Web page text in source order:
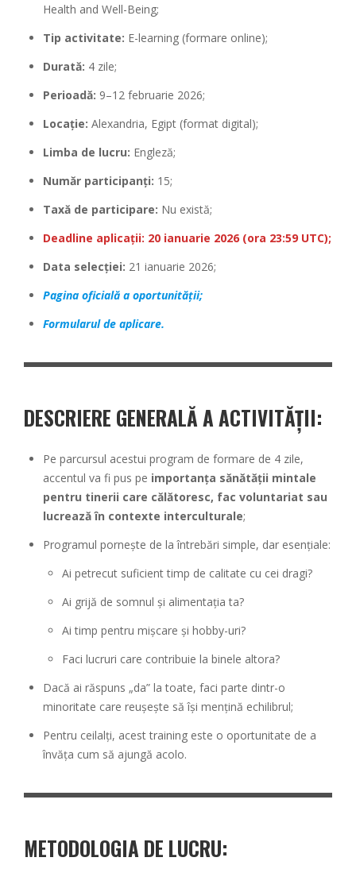
Health and Well-Being;
Tip activitate: E-learning (formare online);
Durată: 4 zile;
Perioadă: 9–12 februarie 2026;
Locație: Alexandria, Egipt (format digital);
Limba de lucru: Engleză;
Număr participanți: 15;
Taxă de participare: Nu există;
Deadline aplicații: 20 ianuarie 2026 (ora 23:59 UTC);
Data selecției: 21 ianuarie 2026;
Pagina oficială a oportunității;
Formularul de aplicare.
DESCRIERE GENERALĂ A ACTIVITĂȚII:
Pe parcursul acestui program de formare de 4 zile,
accentul va fi pus pe importanța sănătății mintale
pentru tinerii care călătoresc, fac voluntariat sau
lucrează în contexte interculturale;
Programul pornește de la întrebări simple, dar esențiale:
Ai petrecut suficient timp de calitate cu cei dragi?
Ai grijă de somnul și alimentația ta?
Ai timp pentru mișcare și hobby-uri?
Faci lucruri care contribuie la binele altora?
Dacă ai răspuns „da” la toate, faci parte dintr-o
minoritate care reușește să își mențină echilibrul;
Pentru ceilalți, acest training este o oportunitate de a
învăța cum să ajungă acolo.
METODOLOGIA DE LUCRU: